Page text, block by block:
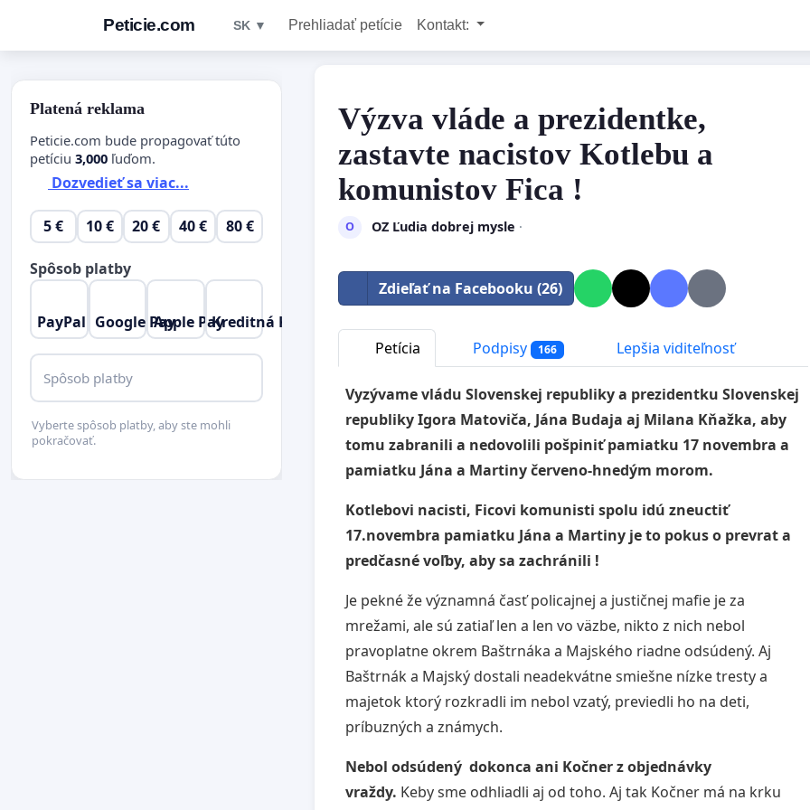
Peticie.com SK ▼ Prehliadať petície Kontakt:
Výzva vláde a prezidentke,
zastavte nacistov Kotlebu a
komunistov Fica !
O OZ Ľudia dobrej mysle ·
Zdieľať na Facebooku (26)
Petícia Podpisy 166 Lepšia viditeľnosť
Vyzývame vládu Slovenskej republiky a prezidentku Slovenskej
republiky Igora Matoviča, Jána Budaja aj Milana Kňažka, aby
tomu zabranili a nedovolili pošpiniť pamiatku 17 novembra a
pamiatku Jána a Martiny červeno-hnedým morom.
Kotlebovi nacisti, Ficovi komunisti spolu idú zneuctiť
17.novembra pamiatku Jána a Martiny je to pokus o prevrat a
predčasné voľby, aby sa zachránili !
Je pekné že významná časť policajnej a justičnej mafie je za
mrežami, ale sú zatiaľ len a len vo väzbe, nikto z nich nebol
pravoplatne okrem Baštrnáka a Majského riadne odsúdený. Aj
Baštrnák a Majský dostali neadekvátne smiešne nízke tresty a
majetok ktorý rozkradli im nebol vzatý, previedli ho na deti,
príbuzných a známych.
Nebol odsúdený dokonca ani Kočner z objednávky
vraždy. Keby sme odhliadli aj od toho. Aj tak Kočner má na krku
Platená reklama
Peticie.com bude propagovať túto
petíciu 3,000 ľuďom.
Dozvedieť sa viac...
5 € 10 € 20 € 40 € 80 €
Spôsob platby
PayPal Google PayApple PayKreditná Karta
Spôsob platby
Vyberte spôsob platby, aby ste mohli
pokračovať.